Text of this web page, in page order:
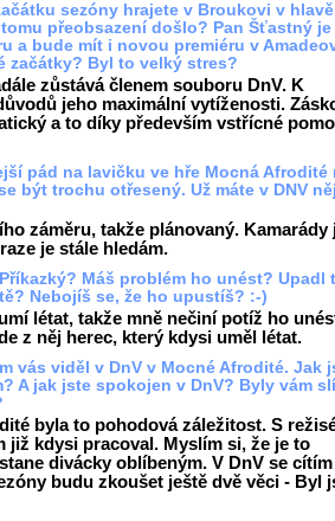
sezóny hrajete v Broukovi v
přeobsazení došlo? Pan Šťastný je
a bude mít i novou premiéru v
začátky? Byl to velký stres?
zůstává členem souboru DnV. K
jeho maximální vytíženosti.
a to díky především vstřícné
pád na lavičku ve hře Mocná Afrodité
být trochu otřesený. Už máte v DNV
záměru, takže plánovaný. Kamarády
je stále hledám.
Máš problém ho unést? Upadl
Nebojíš se, že ho upustíš? :-)
létat, takže mně nečiní potíž ho
z něj herec, který kdysi uměl létat.
vás viděl v DnV v Mocné Afrodité. Jak
A jak jste spokojen v DnV? Byly vám
byla to pohodová záležitost. S
již kdysi pracoval. Myslím si, že je to
divácky oblíbeným. V DnV se cítím
budu zkoušet ještě dvě věci - Byl